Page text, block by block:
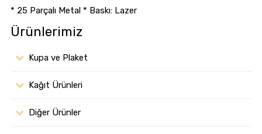
* 25 Parçalı Metal * Baskı: Lazer
Ürünlerimiz
Kupa ve Plaket
Kağıt Ürünleri
Diğer Ürünler